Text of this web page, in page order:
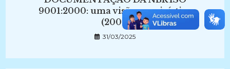
9001:2000: uma visão arquivística
(2007)
31/03/2025